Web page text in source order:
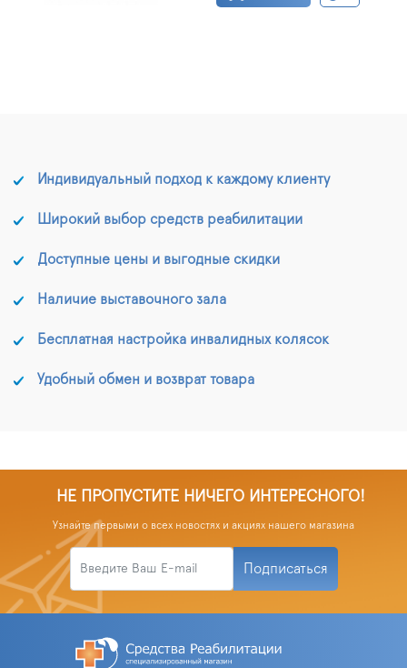
Индивидуальный подход к каждому клиенту
Широкий выбор средств реабилитации
Доступные цены и выгодные скидки
Наличие выставочного зала
Бесплатная настройка инвалидных колясок
Удобный обмен и возврат товара
НЕ ПРОПУСТИТЕ НИЧЕГО ИНТЕРЕСНОГО!
Узнайте первыми о всех новостях и акциях нашего магазина
Подписаться